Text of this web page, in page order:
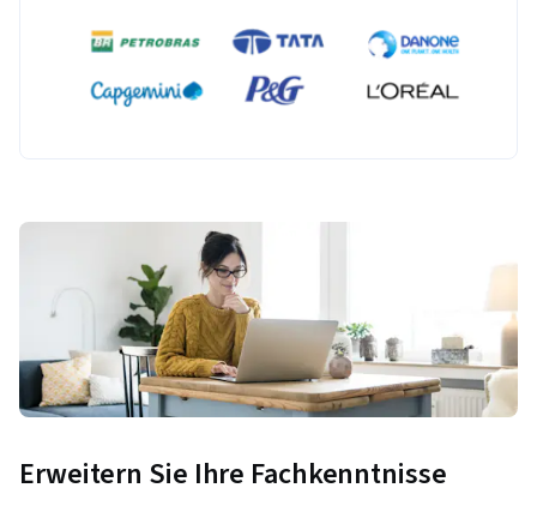
Erweitern Sie Ihre Fachkenntnisse